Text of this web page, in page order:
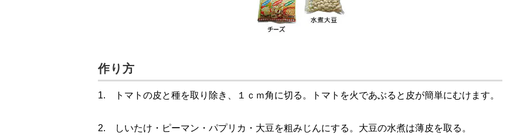
作り方
1. トマトの皮と種を取り除き、１ｃｍ角に切る。トマトを火であぶると皮が簡単にむけます。
2. しいたけ・ピーマン・パプリカ・大豆を粗みじんにする。大豆の水煮は薄皮を取る。